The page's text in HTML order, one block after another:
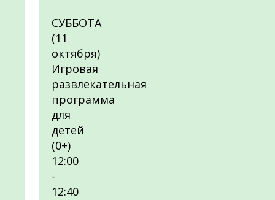
СУББОТА
(11
октября)
Игровая
развлекательная
программа
для
детей
(0+)
12:00
-
12:40